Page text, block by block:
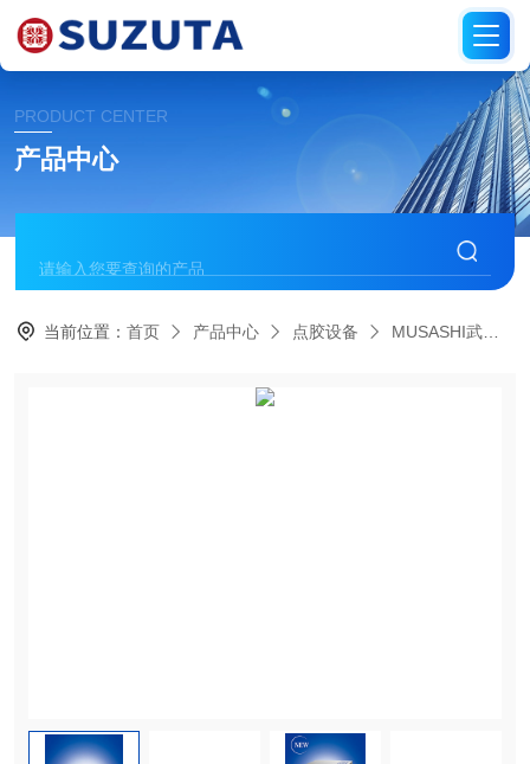
PRODUCT CENTER
产品中心
当前位置：首页 产品中心 点胶设备 MUSASHI武藏